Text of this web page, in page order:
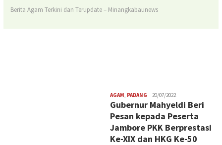
Berita Agam Terkini dan Terupdate – Minangkabaunews
AGAM, PADANG Redaksi
20/07/2022
Gubernur Mahyeldi Beri
Pesan kepada Peserta
Jambore PKK Berprestasi
Ke-XIX dan HKG Ke-50